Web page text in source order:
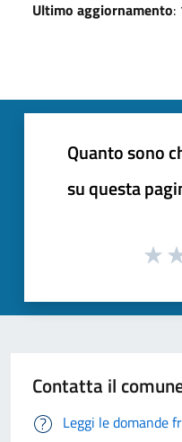
Ultimo aggiornamento:
Quanto sono
su questa
Contatta il
Leggi le domande